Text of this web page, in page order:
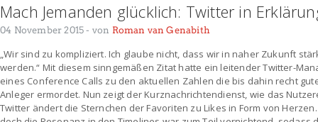
Mach Jemanden glücklich: Twitter in
04 November 2015 - von Roman van Genabith
„Wir sind zu kompliziert. Ich glaube nicht, dass wir in naher Zukunft
werden.“ Mit diesem sinngemäßen Zitat hatte ein leitender Twitter-
eines Conference Calls zu den aktuellen Zahlen die bis dahin recht
Anleger ermordet. Nun zeigt der Kurznachrichtendienst, wie das
Twitter ändert die Sternchen der Favoriten zu Likes in Form von